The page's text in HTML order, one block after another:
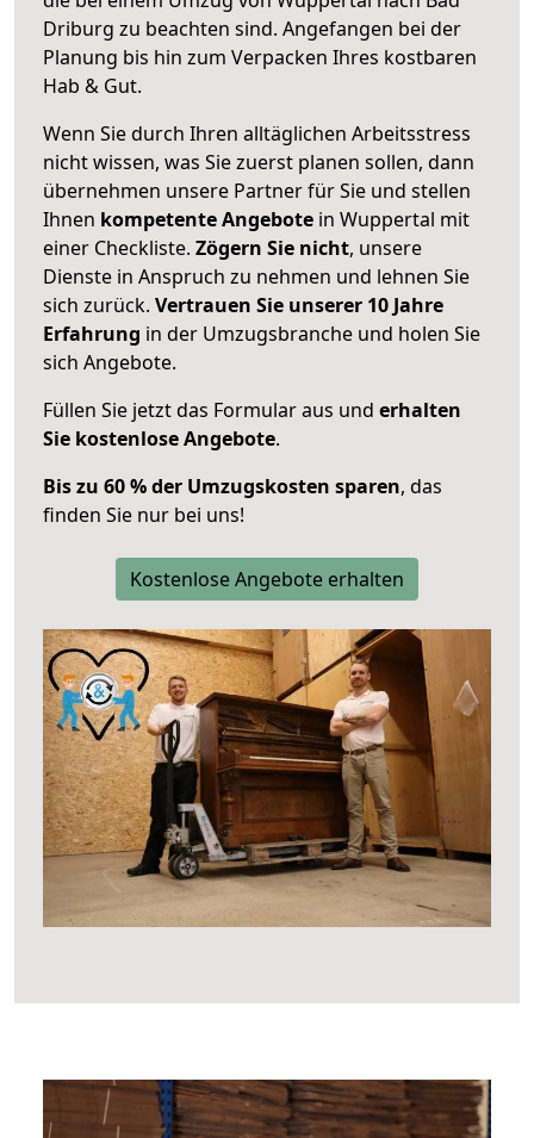
Driburg zu beachten sind. Angefangen bei der
Planung bis hin zum Verpacken Ihres kostbaren
Hab & Gut.
Wenn Sie durch Ihren alltäglichen Arbeitsstress
nicht wissen, was Sie zuerst planen sollen, dann
übernehmen unsere Partner für Sie und stellen
Ihnen kompetente Angebote in Wuppertal mit
einer Checkliste. Zögern Sie nicht, unsere
Dienste in Anspruch zu nehmen und lehnen Sie
sich zurück. Vertrauen Sie unserer 10 Jahre
Erfahrung in der Umzugsbranche und holen Sie
sich Angebote.
Füllen Sie jetzt das Formular aus und erhalten
Sie kostenlose Angebote.
Bis zu 60 % der Umzugskosten sparen, das
finden Sie nur bei uns!
Kostenlose Angebote erhalten